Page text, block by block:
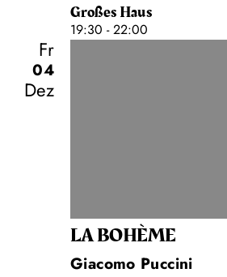
Großes Haus
19:30 - 22:00
Fr
04
Dez
LA BOHÈME
Giacomo Puccini